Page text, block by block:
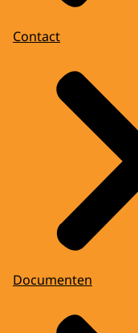
Contact
Documenten